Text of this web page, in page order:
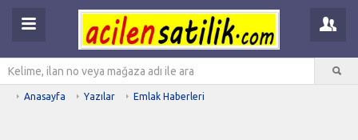
Anasayfa Yazılar Emlak Haberleri